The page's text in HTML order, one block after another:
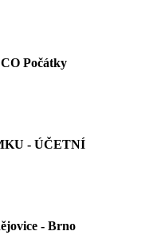
Počátky
- ÚČETNÍ
- Brno